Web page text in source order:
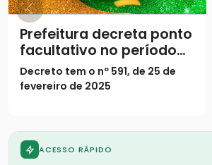
Prefeitura decreta ponto
facultativo no período
do Carnaval
Decreto tem o nº 591, de 25 de
fevereiro de 2025
ACESSO RÁPIDO